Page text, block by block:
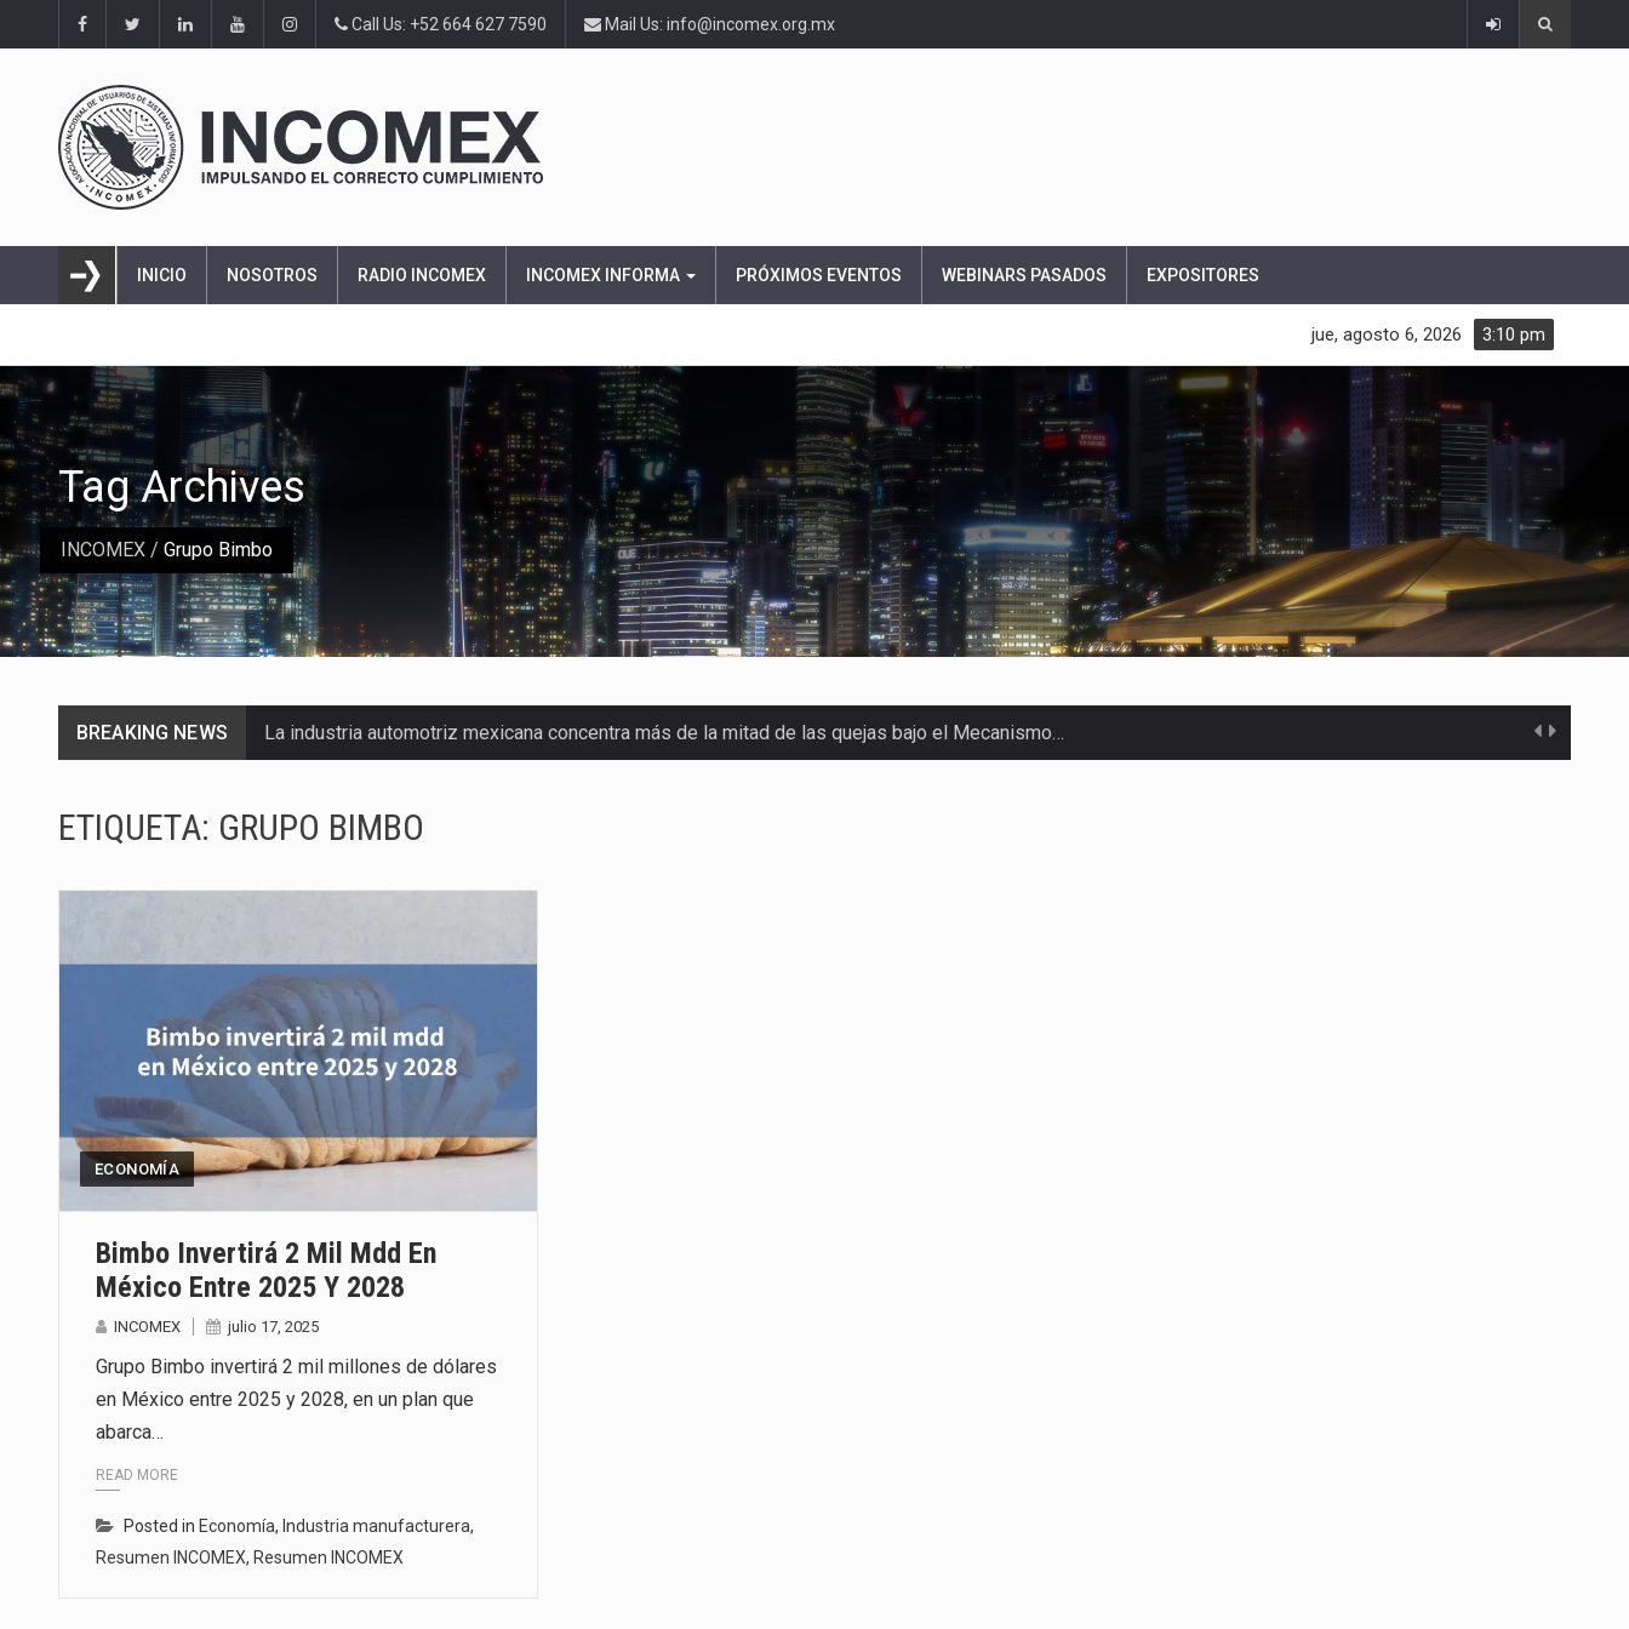
Call Us: +52 664 627 7590 Mail Us: info@incomex.org.mx
INICIO NOSOTROS RADIO INCOMEX INCOMEX INFORMA PRÓXIMOS EVENTOS WEBINARS PASADOS EXPOSITORES
3:10 pm
jue, agosto 6, 2026
INCOMEX / Grupo Bimbo
Tag Archives
BREAKING NEWS La industria automotriz mexicana concentra más de la mitad de las quejas bajo el Mecanismo…
El gobierno de Estados Unidos anunciará un arancel del 15 % sobre los productos fabricados…
La industria manufacturera de exportación afiliada a Index en Nuevo León ha alcanzado hasta 10%…
Las métricas tradicionales de los parques industriales —absorción, ocupación y metros cuadrados desarrollados— resultan insuficientes…
El superávit comercial de México con Estados Unidos alcanzó 102,581 millones de dólares (mdd) en…
El Tribunal Federal de Justicia Administrativa (TFJA), a través de su Segunda Sala Regional en…
ETIQUETA: GRUPO BIMBO
ECONOMÍA
Bimbo Invertirá 2 Mil Mdd En
México Entre 2025 Y 2028
INCOMEX julio 17, 2025
Grupo Bimbo invertirá 2 mil millones de dólares
en México entre 2025 y 2028, en un plan que
abarca…
READ MORE
Posted in Economía, Industria manufacturera,
Resumen INCOMEX, Resumen INCOMEX